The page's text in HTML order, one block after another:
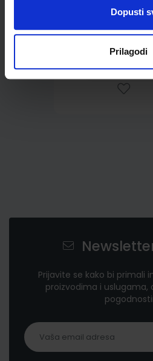
Dopusti
Prilagodi
Prijavite se kako bi primali
proizvodima i uslugama,